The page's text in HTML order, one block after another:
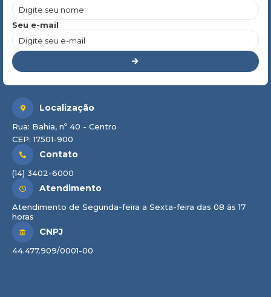
Seu e-mail
Localização
Rua: Bahia, nº 40 - Centro
CEP: 17501-900
Contato
(14) 3402-6000
Atendimento
Atendimento de Segunda-feira a Sexta-feira das 08 às 17
horas
CNPJ
44.477.909/0001-00